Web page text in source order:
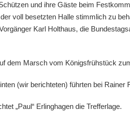
und ihre Gäste beim
voll besetzten Halle stimmlich zu
Karl Holthaus, die
dem Marsch vom Königsfrühstück
(wir berichteten) führten bei Rainer
„Paul“ Erlinghagen die Trefferlage.